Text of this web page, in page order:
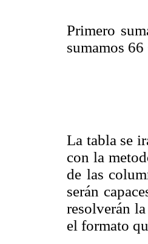
Primero
sumamos
La tabla se
con la
de las
serán
resolverán
el formato